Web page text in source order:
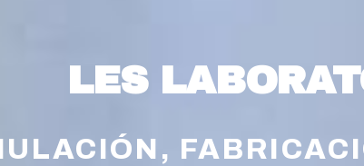
LES